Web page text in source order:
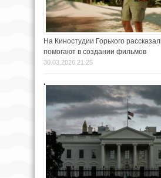
На Киностудии Горького
помогают в создании фильмов
30.03.2026 21:25